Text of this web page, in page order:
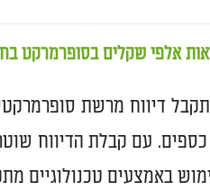
אלפי שקלים בסופרמרקט
דיווח מרשת
עם קבלת הדיווח
באמצעים טכנולוגיים